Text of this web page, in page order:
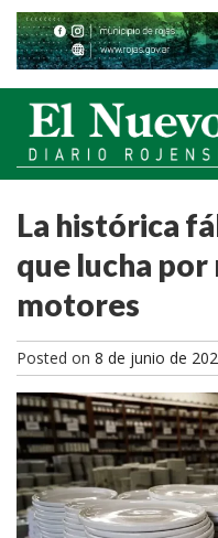
La histórica
que lucha por
motores
Posted on 8 de junio de